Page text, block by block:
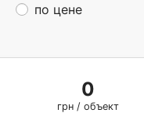
по цене
0
грн / объект